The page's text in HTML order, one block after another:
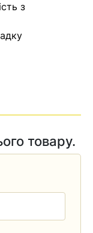
з
товару.